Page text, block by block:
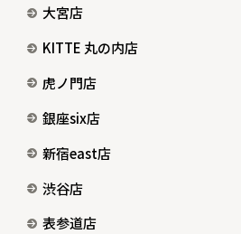
大宮店
KITTE 丸の内店
虎ノ門店
銀座six店
新宿east店
渋谷店
表参道店